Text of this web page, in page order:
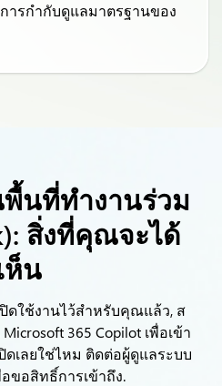
ารกำกับดูแลมาตรฐานของ
พื้นที่ทำงานร่วม
สิ่งที่คุณจะได้
ห็น
ปิดใช้งานไว้สำหรับคุณแล้ว, ส
365 Copilot เพื่อเข้า
ดเลยใช่ไหม ติดต่อผู้ดูแลระบบ
ขอสิทธิ์การเข้าถึง.